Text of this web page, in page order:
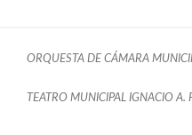
ORQUESTA DE CÁMARA
TEATRO MUNICIPAL IGNACIO A.